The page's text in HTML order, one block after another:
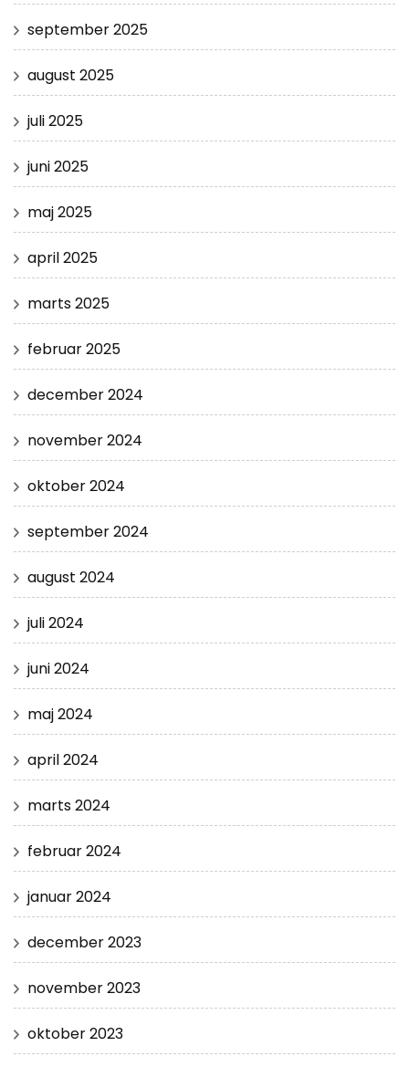
september 2025
august 2025
juli 2025
juni 2025
maj 2025
april 2025
marts 2025
februar 2025
december 2024
november 2024
oktober 2024
september 2024
august 2024
juli 2024
juni 2024
maj 2024
april 2024
marts 2024
februar 2024
januar 2024
december 2023
november 2023
oktober 2023